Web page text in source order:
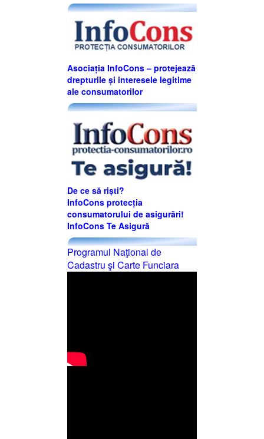
Asociația InfoCons – protejează
drepturile și interesele legitime
ale consumatorilor
De ce să riști?
InfoCons protecția
consumatorului de asigurări!
InfoCons Te Asigură
Programul Naţional de
Cadastru şi Carte Funciara